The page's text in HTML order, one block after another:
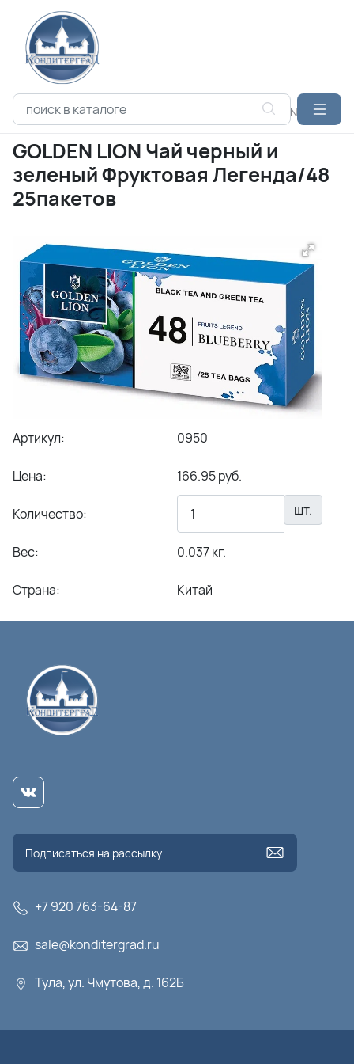
Каталог продукции GOLDEN LION Чай
GOLDEN LION Чай черный и
зеленый Фруктовая Легенда/48
25пакетов
Артикул: 0950
Цена: 166.95 руб.
Количество: шт.
Вес: 0.037 кг.
Страна: Китай
+7 920 763-64-87
sale@konditergrad.ru
Тула, ул. Чмутова, д. 162Б